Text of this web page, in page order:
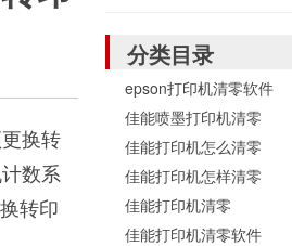
换转
数系
转印
分类目录
epson打印机清零软件
佳能喷墨打印机清零
佳能打印机怎么清零
佳能打印机怎样清零
佳能打印机清零
佳能打印机清零软件